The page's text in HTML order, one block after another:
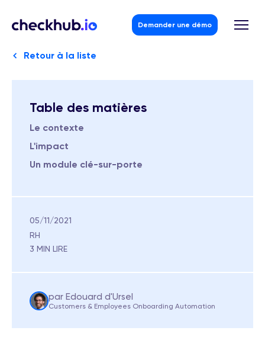
content
Demander une démo
Retour à la liste
Table des matières
Le contexte
L'impact
Un module clé-sur-porte
05/11/2021
RH
3 MIN LIRE
par Edouard d'Ursel
Customers & Employees Onboarding Automation